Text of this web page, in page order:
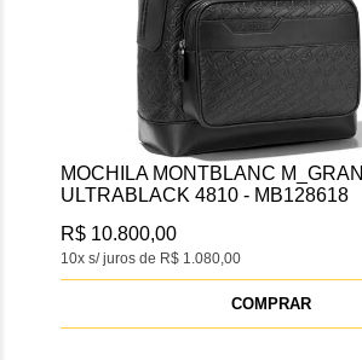
MOCHILA MONTBLANC M_GRAN
ULTRABLACK 4810 - MB128618
10x s/ juros de R$ 1.080,00
R$ 10.800,00
COMPRAR